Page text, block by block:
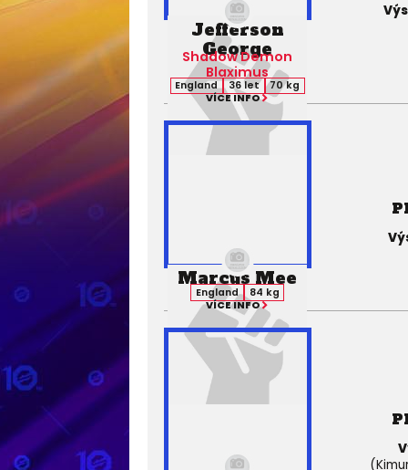
Jefferson
George
Shadow Demon
Blaximus
England 36 let
70 kg
VÍCE INFO
Marcus Mee
England
84 kg
VÍCE INFO